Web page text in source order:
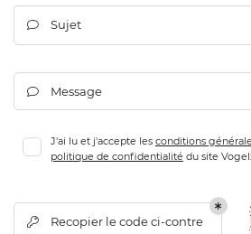
Langue
ACCUEIL
TECHNIQUE
 Sujet
 Message
J'ai lu et j'accepte les conditions
politique de confidentialité du site
 Recopier le code ci-contre